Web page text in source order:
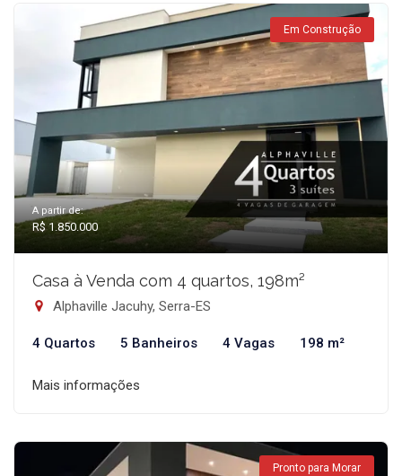
Em Construção
A partir de:
R$ 1.850.000
Casa à Venda com 4 quartos, 198m²
Alphaville Jacuhy, Serra-ES
4 Quartos 5 Banheiros 4 Vagas 198 m²
Mais informações
Pronto para Morar